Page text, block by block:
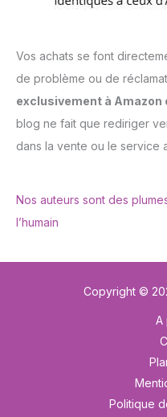
Vos achats se font
de problème ou de
exclusivement à Amazon
blog ne fait que rediriger
dans la vente ou le service
Nos auteurs sont des
l’humain
Copyright ©
A
Politique